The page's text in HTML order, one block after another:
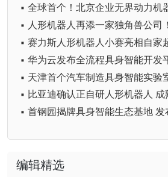
▪ 赛力斯人形机器人小赛亮相自家
▪ 华为云发布全流程具身智能开发
▪ 天津首个汽车制造具身智能实验
编辑精选